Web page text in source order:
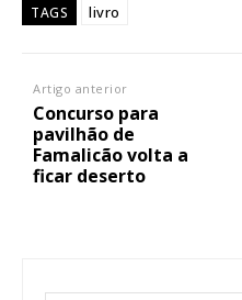
TAGS livro
Artigo anterior
Concurso para
pavilhão de
Famalicão volta a
ficar deserto